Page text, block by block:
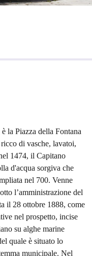
la Piazza della Fontana
di vasche, lavatoi,
1474, il Capitano
d'acqua sorgiva che
nel 700. Venne
l’amministrazione del
il 28 ottobre 1888, come
nel prospetto, incise
su alghe marine
quale è situato lo
municipale. Nel